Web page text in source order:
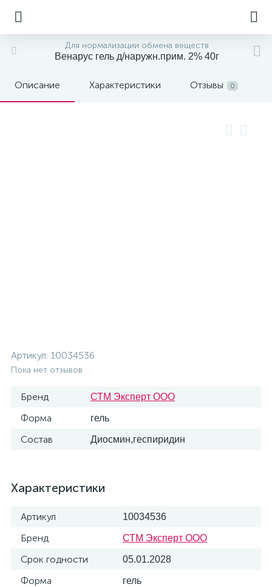
Для нормализации обмена веществ
Венарус гель д/наружн.прим. 2% 40г
Описание Характеристики Отзывы 0
Артикул: 10034536
Пока нет отзывов
Бренд СТМ Эксперт ООО
Форма гель
Состав Диосмин,геспиридин
Характеристики
Артикул 10034536
Бренд СТМ Эксперт ООО
Срок годности 05.01.2028
Форма гель